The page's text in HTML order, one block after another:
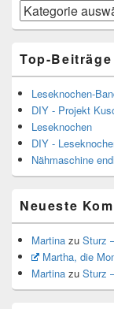
Kategorien
Top-
Leseknochen-
DIY - Projekt
Leseknochen
DIY -
Nähmaschine
Neueste
Martina zu Sturz
Martha, die
Martina zu Sturz